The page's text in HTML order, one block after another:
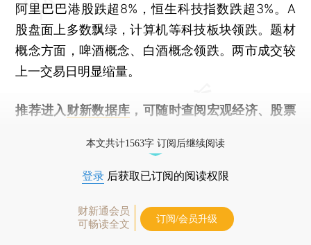
阿里巴巴港股跌超8%，恒生科技指数跌超3%。A
股盘面上多数飘绿，计算机等科技板块领跌。题材
概念方面，啤酒概念、白酒概念领跌。两市成交较
上一交易日明显缩量。
推荐进入 财新数据库 ，可随时查阅宏观经济、股票
本文共计1563字 订阅后继续阅读
登录 后获取已订阅的阅读权限
财新通会员
可畅读全文
订阅/会员升级